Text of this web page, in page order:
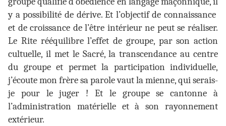
y a possibilité de dérive. Et l’objectif de connaissance
et de croissance de l’être intérieur ne peut se réaliser.
Le Rite rééquilibre l’effet de groupe, par son action
cultuelle, il met le Sacré, la transcendance au centre
du groupe et permet la participation individuelle,
j’écoute mon frère sa parole vaut la mienne, qui serais-
je pour le juger ! Et le groupe se cantonne à
l’administration matérielle et à son rayonnement
extérieur.